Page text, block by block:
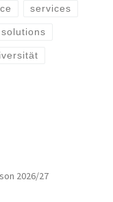
services
solutions
2026/27